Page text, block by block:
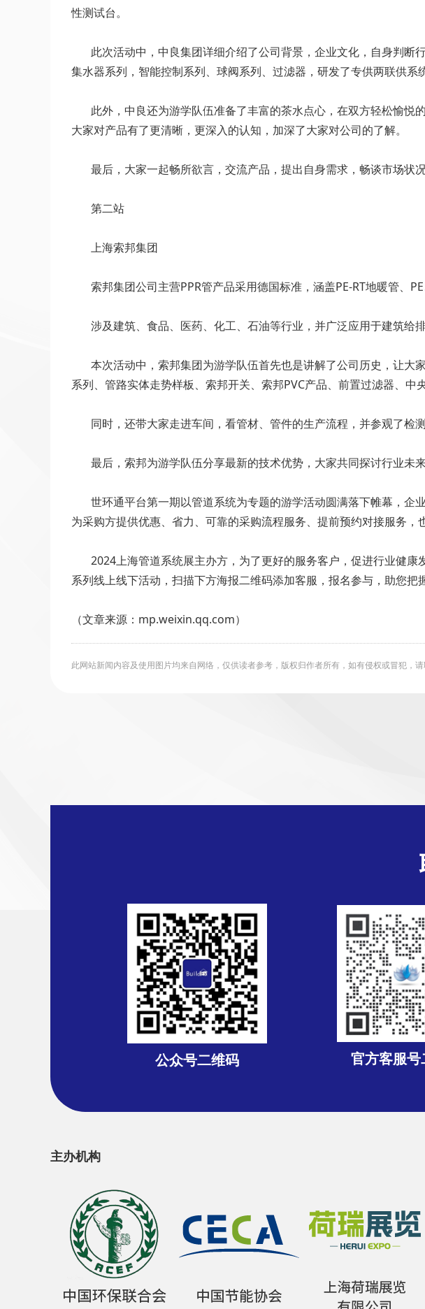
性测试台。
此次活动中，中良集团详细介绍了公司背景，企业文化，自身判断
集水器系列，智能控制系列、球阀系列、过滤器，研发了专供两联供系
此外，中良还为游学队伍准备了丰富的茶水点心，在双方轻松愉悦
大家对产品有了更清晰，更深入的认知，加深了大家对公司的了解。
最后，大家一起畅所欲言，交流产品，提出自身需求，畅谈市场状
第二站
上海索邦集团
索邦集团公司主营PPR管产品采用德国标准，涵盖PE-RT地暖管、
涉及建筑、食品、医药、化工、石油等行业，并广泛应用于建筑给
本次活动中，索邦集团为游学队伍首先也是讲解了公司历史，让大
系列、管路实体走势样板、索邦开关、索邦PVC产品、前置过滤器、中
同时，还带大家走进车间，看管材、管件的生产流程，并参观了检
最后，索邦为游学队伍分享最新的技术优势，大家共同探讨行业未
世环通平台第一期以管道系统为专题的游学活动圆满落下帷幕，企
为采购方提供优惠、省力、可靠的采购流程服务、提前预约对接服务，
2024上海管道系统展主办方，为了更好的服务客户，促进行业健康
系列线上线下活动，扫描下方海报二维码添加客服，报名参与，助您把
（文章来源：mp.weixin.qq.com）
此网站新闻内容及使用图片均来自网络，仅供读者参考，版权归作者所有，如有侵权或冒犯，
公众号二维码 官方客服号
主办机构